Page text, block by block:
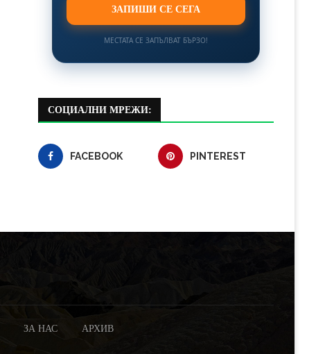
ЗАПИШИ СЕ СЕГА
МЕСТАТА СЕ ЗАПЪЛВАТ БЪРЗО!
СОЦИАЛНИ МРЕЖИ:
FACEBOOK PINTEREST
ЗА НАС АРХИВ